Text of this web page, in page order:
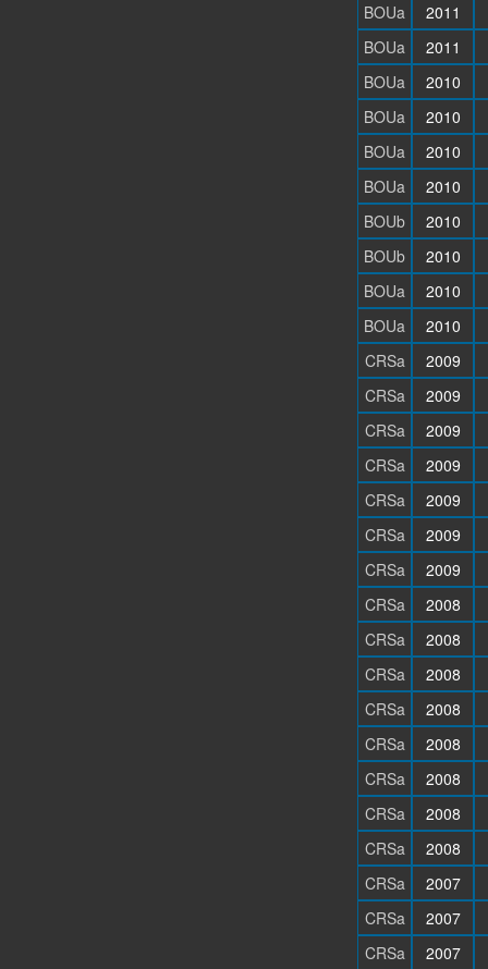
BOUa
2011
BOUa
2011
BOUa
2010
BOUa
2010
BOUa
2010
BOUa
2010
BOUb
2010
BOUb
2010
BOUa
2010
BOUa
2010
CRSa
2009
CRSa
2009
CRSa
2009
CRSa
2009
CRSa
2009
CRSa
2009
CRSa
2009
CRSa
2008
CRSa
2008
CRSa
2008
CRSa
2008
CRSa
2008
CRSa
2008
CRSa
2008
CRSa
2008
CRSa
2007
CRSa
2007
CRSa
2007